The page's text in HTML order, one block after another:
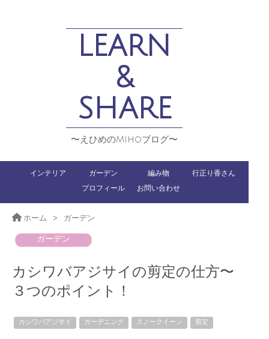
LEARN
&
SHARE
〜えひめのMihoブログ〜
インテリア ガーデン 編み物
行正り香さん
プロフィール
お問い合わせ
ホーム > ガーデン
ガーデン
カシワバアジサイの剪定の仕方〜
３つのポイント！
カシワバアジサイ ガーデニング スノークイーン 剪定